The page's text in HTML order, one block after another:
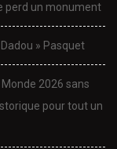
perd un monument
» Pasquet
Monde 2026 sans
pour tout un